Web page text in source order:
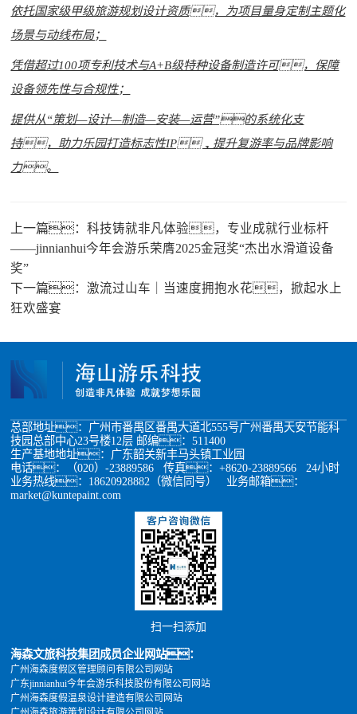
依托国家级甲级旅游规划设计资质，为项目量身定制主题化
场景与动线布局；
凭借超过100项专利技术与A+B级特种设备制造许可，保障
设备领先性与合规性；
提供从“策划—设计—制造—安装—运营”的系统化支
持，助力乐园打造标志性IP，提升复游率与品牌影响
力。
上一篇：科技铸就非凡体验，专业成就行业标杆
——jinnianhui今年会游乐荣膺2025金冠奖“杰出水滑道设备
奖”
下一篇：激流过山车｜当速度拥抱水花，掀起水上
狂欢盛宴
总部地址：广州市番禺区番禺大道北555号广州番禺天安节能科
技园总部中心23号楼12层 邮编：511400
生产基地地址：广东韶关新丰马头镇工业园
电话：（020）-23889586 传真：+8620-23889566 24小时
业务热线：18620928882（微信同号） 业务邮箱：
market@kuntepaint.com
扫一扫添加
海森文旅科技集团成员企业网站：
广州海森度假区管理顾问有限公司网站
广东jinnianhui今年会游乐科技股份有限公司网站
广州海森度假温泉设计建造有限公司网站